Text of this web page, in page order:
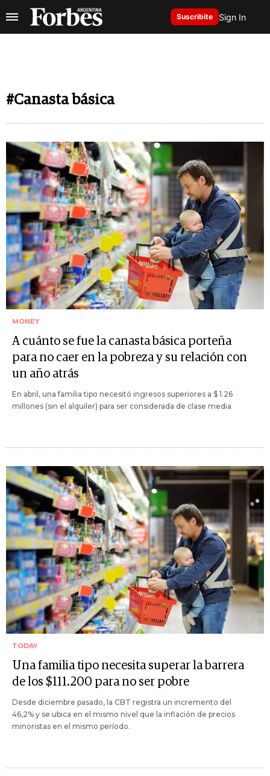
Suscribite Sign In
#Canasta básica
MONEY
A cuánto se fue la canasta básica porteña
para no caer en la pobreza y su relación con
un año atrás
En abril, una familia tipo necesitó ingresos superiores a $ 1.26
millones (sin el alquiler) para ser considerada de clase media
TODAY
Una familia tipo necesita superar la barrera
de los $111.200 para no ser pobre
Desde diciembre pasado, la CBT registra un incremento del
46,2% y se ubica en el mismo nivel que la inflación de precios
minoristas en el mismo período.